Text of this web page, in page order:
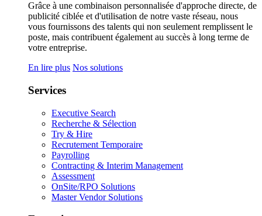
Grâce à une combinaison personnalisée d'approche directe, de
publicité ciblée et d'utilisation de notre vaste réseau, nous
vous fournissons des talents qui non seulement remplissent le
poste, mais contribuent également au succès à long terme de
votre entreprise.
En lire plus Nos solutions
Services
Executive Search
Recherche & Sélection
Try & Hire
Recrutement Temporaire
Payrolling
Contracting & Interim Management
Assessment
OnSite/RPO Solutions
Master Vendor Solutions